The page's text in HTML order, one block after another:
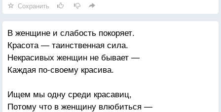
Потечёт над скатертью
Райский аромат —
И теплом схватится
Твой замёрзший взгляд.
Глубоко в глазах.
Время остановится
Сохранить
В женщине и слабость покоряет.
Красота — таинственная сила.
Некрасивых женщин не бывает —
Каждая по-своему красива.
Ищем мы одну среди красавиц,
Потому что в женщину влюбиться —